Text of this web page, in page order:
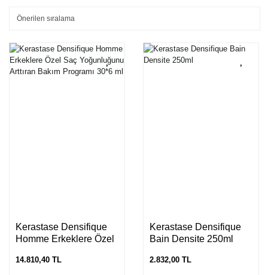
Kerastase Densifique
Homme Erkeklere Özel
Arttıran Bakım Programı
14.810,40 TL
Kerastase Densifique
Bain Densite 250ml
2.832,00 TL